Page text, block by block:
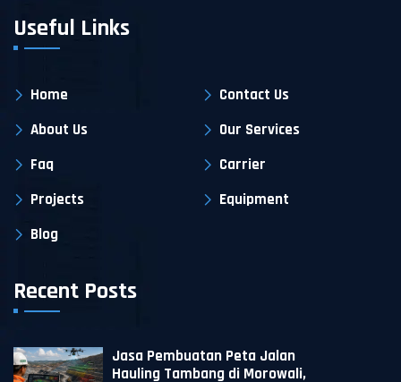
Useful Links
Home
Contact Us
About Us
Our Services
Faq
Carrier
Projects
Equipment
Blog
Recent Posts
Jasa Pembuatan Peta Jalan
Hauling Tambang di Morowali,